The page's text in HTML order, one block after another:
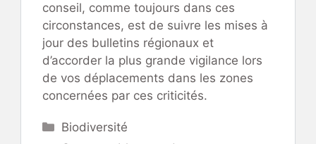
conseil, comme toujours dans ces
circonstances, est de suivre les mises à
jour des bulletins régionaux et
d’accorder la plus grande vigilance lors
de vos déplacements dans les zones
concernées par ces criticités.
Catégories
Biodiversité